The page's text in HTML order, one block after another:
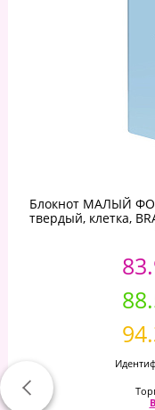
Блокнот МАЛЫЙ
твердый, клетка,